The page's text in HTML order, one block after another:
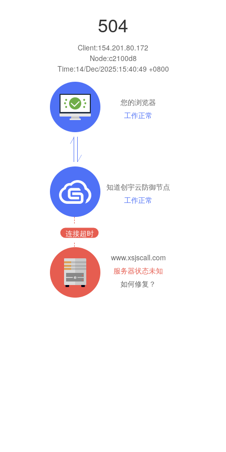
504
Client:154.201.80.172
Node:c2100d8
Time:14/Dec/2025:15:40:49 +0800
您的浏览器
工作正常
知道创宇云防御节点
工作正常
连接超时
www.xsjscall.com
服务器状态未知
如何修复？